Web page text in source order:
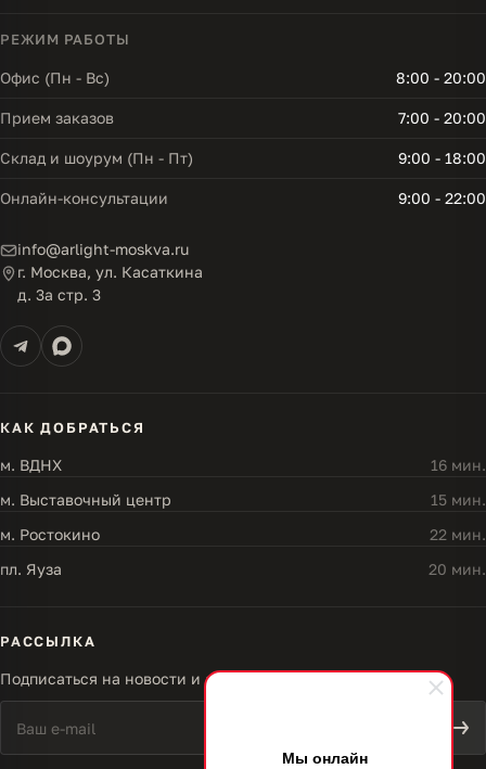
Мы онлайн
РЕЖИМ РАБОТЫ
Офис (Пн - Вс) 8:00 - 20:00
Прием заказов 7:00 - 20:00
Склад и шоурум (Пн - Пт) 9:00 - 18:00
Онлайн-консультации 9:00 - 22:00
info@arlight-moskva.ru
г. Москва, ул. Касаткина
д. 3а стр. 3
КАК ДОБРАТЬСЯ
м. ВДНХ
16 мин.
м. Выставочный центр
15 мин.
м. Ростокино
22 мин.
пл. Яуза
20 мин.
РАССЫЛКА
Подписаться на новости и акции